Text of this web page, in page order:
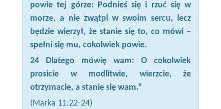
powie tej górze: Podnieś się i rzuć się w
morze, a nie zwątpi w swoim sercu, lecz
będzie wierzył, że stanie się to, co mówi –
spełni się mu, cokolwiek powie.
24 Dlatego mówię wam: O cokolwiek
prosicie w modlitwie, wierzcie, że
otrzymacie, a stanie się wam.”
(Marka 11:22-24)